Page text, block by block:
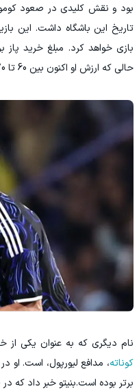
بود و نقش کلیدی در صعود کومو
تاریخ این باشگاه داشت. این
حالی که ارزش او اکنون بین 60 تا 70 میلیون یورو تخمین زده می‌شود.
نام دیگری که به عنوان یکی از
کوناته، مدافع لیورپول، است. او
برتر بوده است.بنیتو خبر داد که